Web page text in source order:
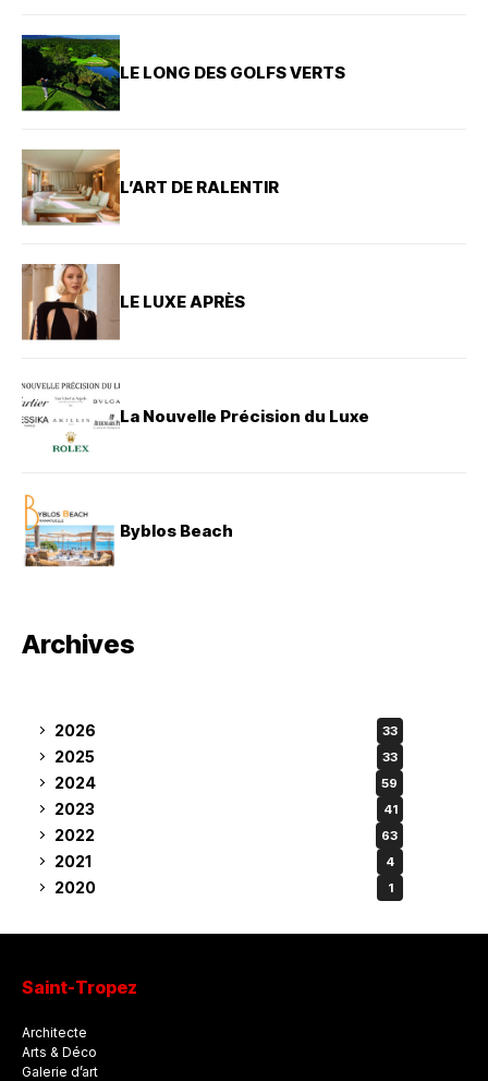
LE LONG DES GOLFS VERTS
L’ART DE RALENTIR
LE LUXE APRÈS
La Nouvelle Précision du Luxe
Byblos Beach
Archives
2026 33
2025 33
2024 59
2023 41
2022 63
2021 4
2020 1
Saint-Tropez
Architecte
Arts & Déco
Galerie d’art